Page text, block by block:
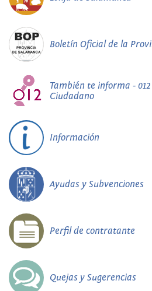
Boletín Oficial de la
También te informa -
Ciudadano
Información
Ayudas y Subvenciones
Perfil de contratante
Quejas y Sugerencias